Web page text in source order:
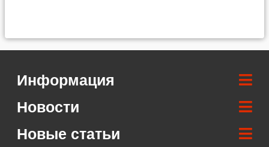
Информация
Новости
Новые статьи